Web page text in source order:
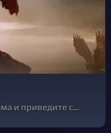
Станьте правителем Рима и приведите свои Легионы к победе. Сразитесь с инопланетными армиями и сокрушите врагов в тактической стратегической игре. Да откроется Европе слава Римской Империи.